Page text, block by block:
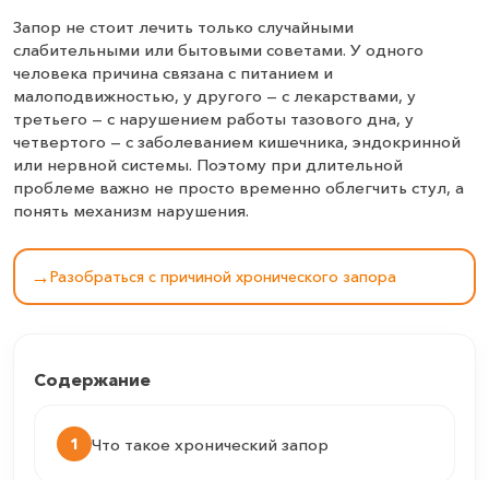
Запор не стоит лечить только случайными
слабительными или бытовыми советами. У одного
человека причина связана с питанием и
малоподвижностью, у другого — с лекарствами, у
третьего — с нарушением работы тазового дна, у
четвертого — с заболеванием кишечника, эндокринной
или нервной системы. Поэтому при длительной
проблеме важно не просто временно облегчить стул, а
понять механизм нарушения.
→Разобраться с причиной хронического запора
Содержание
1 Что такое хронический запор